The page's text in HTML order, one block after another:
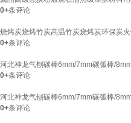
0+条评论
烧烤炭烧烤竹炭高温竹炭烧烤炭环保炭
0+条评论
河北神龙气刨碳棒6mm/7mm碳弧棒/
0+条评论
河北神龙气刨碳棒6mm/7mm碳弧棒/
0+条评论